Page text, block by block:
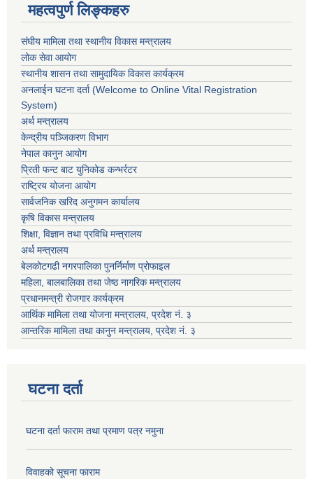
महत्वपुर्ण लिङ्कहरु
संघीय मामिला तथा स्थानीय विकास मन्त्रालय
लोक सेवा आयोग
स्थानीय शासन तथा सामुदायिक विकास कार्यक्रम
अनलाईन घटना दर्ता (Welcome to Online Vital Registration
System)
अर्थ मन्त्रालय
केन्द्रीय पञ्जिकरण विभाग
नेपाल कानुन आयोग
प्रिती फन्ट बाट युनिकोड कन्भर्रटर
राष्ट्रिय योजना आयोग
सार्वजनिक खरिद अनुगमन कार्यालय
कृषि विकास मन्त्रालय
शिक्षा, विज्ञान तथा प्रविधि मन्त्रालय
अर्थ मन्त्रालय
बेलकोटगढी नगरपालिका पुनर्निर्माण प्रोफाइल
महिला, बालबालिका तथा जेष्ठ नागरिक मन्त्रालय
प्रधानमन्त्री रोजगार कार्यक्रम
आर्थिक मामिला तथा योजना मन्त्रालय, प्रदेश नं. ३
आन्तरिक मामिला तथा कानुन मन्त्रालय, प्रदेश नं. ३
घटना दर्ता
घटना दर्ता फाराम तथा प्रमाण पत्र नमुना
विवाहको सूचना फाराम